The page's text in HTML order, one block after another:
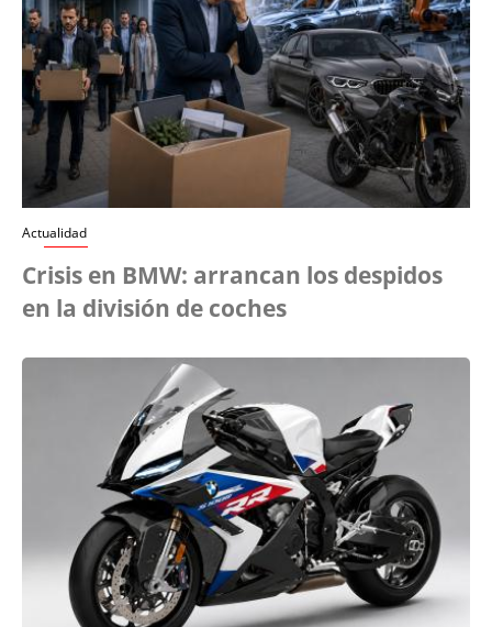
Actualidad
Crisis en BMW: arrancan los despidos
en la división de coches